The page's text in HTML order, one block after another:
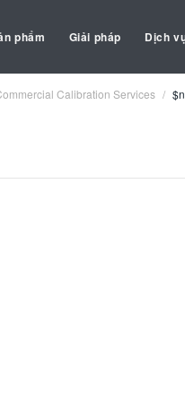
phẩm Giải pháp Dịch
Calibration Services